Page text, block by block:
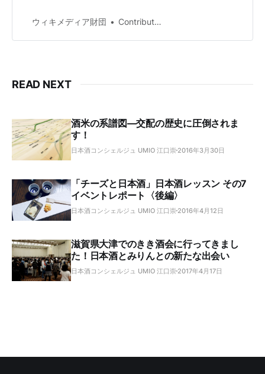
ウィキメディア財団 Contributors to Wikimedia projects
READ NEXT
酒米の系譜図―交配の歴史に圧倒されま
す！
日本酒コンシェルジュ UMIO 江口崇 2016年3月30日
「チーズと日本酒」日本酒レッスン その7
イベントレポート〈後編〉
日本酒コンシェルジュ UMIO 江口崇 2016年4月12日
滋賀県大津でのきき酒会に行ってきまし
た！日本酒とみりんとの新たな出会い
日本酒コンシェルジュ UMIO 江口崇 2017年4月17日